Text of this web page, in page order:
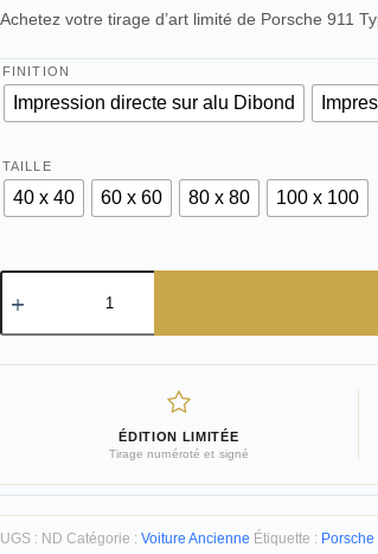
130,00€
à
1.040,00€
Achetez votre tirage d’art limité de Porsche 911
FINITION
Impression directe sur alu Dibond
TAILLE
40 x 40 60 x 60 80 x 80 100 x 100
quantité
de
Porsche
911
limited
edition
|
Cars
ÉDITION LIMITÉE
Tirage numéroté et signé
UGS : ND Catégorie : Voiture Ancienne Étiquette : Porsche